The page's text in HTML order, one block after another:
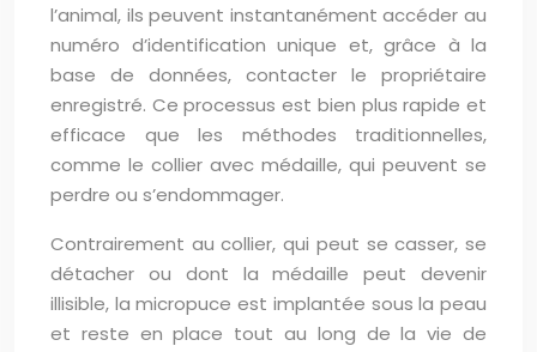
l’animal, ils peuvent instantanément accéder au
numéro d’identification unique et, grâce à la
base de données, contacter le propriétaire
enregistré. Ce processus est bien plus rapide et
efficace que les méthodes traditionnelles,
comme le collier avec médaille, qui peuvent se
perdre ou s’endommager.
Contrairement au collier, qui peut se casser, se
détacher ou dont la médaille peut devenir
illisible, la micropuce est implantée sous la peau
et reste en place tout au long de la vie de